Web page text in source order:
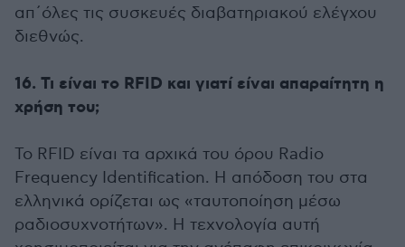
απ΄όλες τις συσκευές διαβατηριακού ελέγχου
διεθνώς.
16. Τι είναι το RFID και γιατί είναι απαραίτητη η
χρήση του;
Το RFID είναι τα αρχικά του όρου Radio
Frequency Identification. Η απόδοση του στα
ελληνικά ορίζεται ως «ταυτοποίηση μέσω
ραδιοσυχνοτήτων». Η τεχνολογία αυτή